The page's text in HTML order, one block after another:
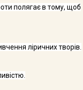
полягає в тому, щоб
ліричних творів.